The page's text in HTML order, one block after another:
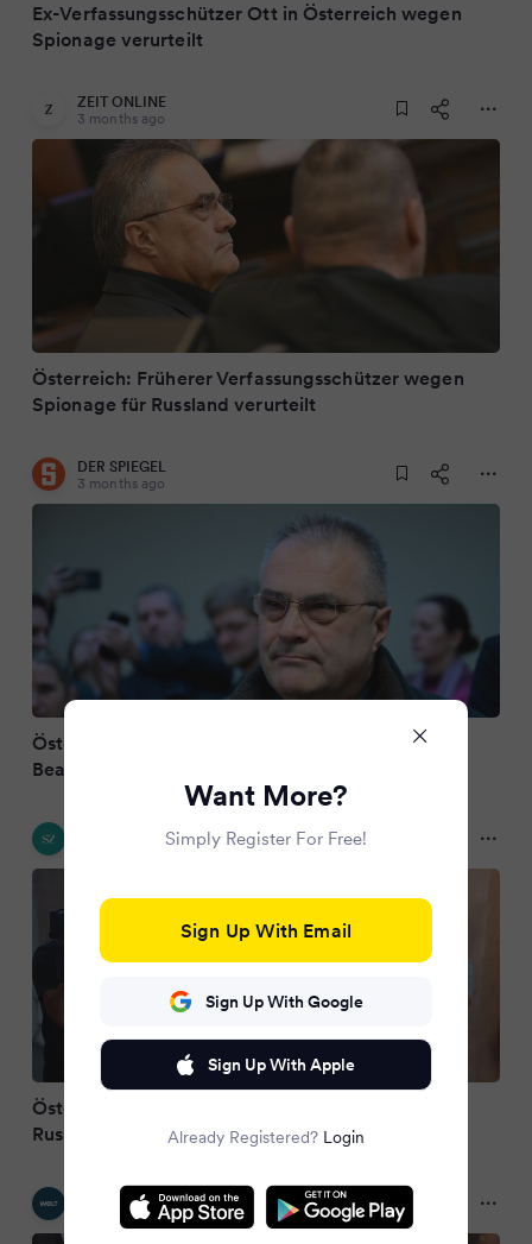
Ex-Verfassungsschützer Ott in Österreich wegen
Spionage verurteilt
ZEIT ONLINE
3 months ago
Österreich: Früherer Verfassungsschützer wegen
Spionage für Russland verurteilt
DER SPIEGEL
3 months ago
Österreich: Russisches Spionagenetzwerk - Ex-
Beamter in Wien verurteilt
Süddeutsche Zeitung
3 months ago
Österreichischer Verfassungsschützer wegen
Russland-Spionage verurteilt
3 months ago
Want More?
Simply Register For Free!
Sign Up With Email
Sign Up With Google
Sign Up With Apple
Already Registered? Login